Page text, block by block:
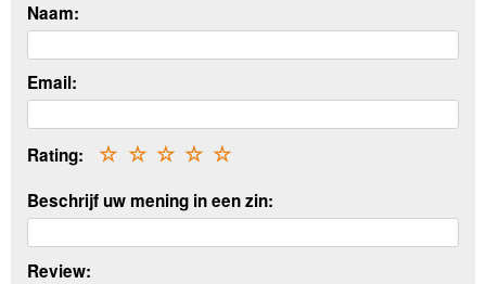
Naam:
Email:
Rating: ☆
☆
☆
☆
☆
Beschrijf uw mening in een zin:
Review: